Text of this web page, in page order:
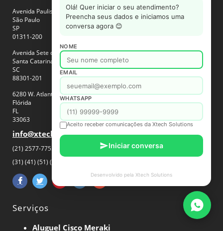
Avenida Paulista, 1765, Conjunto 72 CV:8661 Bela Vista
São Paulo
SP
01311-200
Avenida Sete de Setembro, 776, Sala 501 B26 – Fazenda, Itajaí – SC
Santa Catarina
SC
88301-201
6280 W. Atlantic Blvd., Margate
Flórida
FL
33063
info@xtech.com.br
(21) 2577-7755 / 2578-2060
(31) (41) (51) (71) (81) (11) 2626-9593
Serviços
Aluguel Cisco Meraki
Olá! Quer iniciar o seu atendimento?
Preencha seus dados e iniciamos uma
conversa agora 😊
NOME
EMAIL
WHATSAPP
Aceito receber comunicações da Xtech Solutions
Iniciar conversa
Desenvolvido pela Xtech Solutions